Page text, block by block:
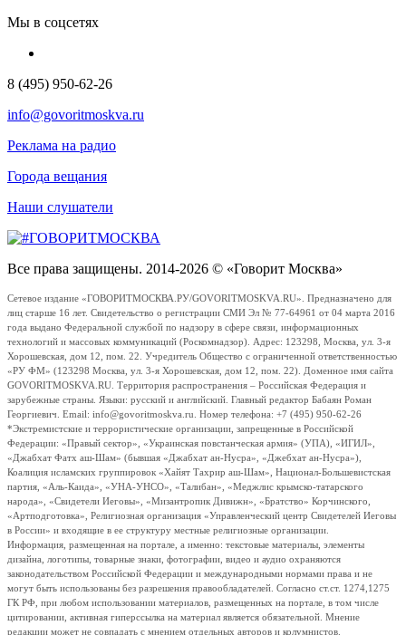
Мы в соцсетях
8 (495) 950-62-26
info@govoritmoskva.ru
Реклама на радио
Города вещания
Наши слушатели
Все права защищены. 2014-2026 © «Говорит Москва»
Сетевое издание «ГОВОРИТМОСКВА.РУ/GOVORITMOSKVA.RU». Предназначено для
лиц старше 16 лет. Свидетельство о регистрации СМИ Эл № 77-64961 от 04 марта 2016
года выдано Федеральной службой по надзору в сфере связи, информационных
технологий и массовых коммуникаций (Роскомнадзор). Адрес: 123298, Москва, ул. 3-я
Хорошевская, дом 12, пом. 22. Учредитель Общество с ограниченной ответственностью
«РУ ФМ» (123298 Москва, ул. 3-я Хорошевская, дом 12, пом. 22). Доменное имя сайта
GOVORITMOSKVA.RU. Территория распространения – Российская Федерация и
зарубежные страны. Языки: русский и английский. Главный редактор Бабаян Роман
Георгиевич. Email: info@govoritmoskva.ru. Номер телефона: +7 (495) 950-62-26
*Экстремистские и террористические организации, запрещенные в Российской
Федерации: «Правый сектор», «Украинская повстанческая армия» (УПА), «ИГИЛ»,
«Джабхат Фатх аш-Шам» (бывшая «Джабхат ан-Нусра», «Джебхат ан-Нусра»),
Коалиция исламских группировок «Хайят Тахрир аш-Шам», Национал-Большевистская
партия, «Аль-Каида», «УНА-УНСО», «Талибан», «Меджлис крымско-татарского
народа», «Свидетели Иеговы», «Мизантропик Дивижн», «Братство» Корчинского,
«Артподготовка», Религиозная организация «Управленческий центр Свидетелей Иеговы
в России» и входящие в ее структуру местные религиозные организации.
Информация, размещенная на портале, а именно: текстовые материалы, элементы
дизайна, логотипы, товарные знаки, фотографии, видео и аудио охраняются
законодательством Российской Федерации и международными нормами права и не
могут быть использованы без разрешения правообладателей. Согласно ст.ст. 1274,1275
ГК РФ, при любом использовании материалов, размещенных на портале, в том числе
цитировании, активная гиперссылка на материал является обязательной. Мнение
редакции может не совпадать с мнением отдельных авторов и колумнистов.